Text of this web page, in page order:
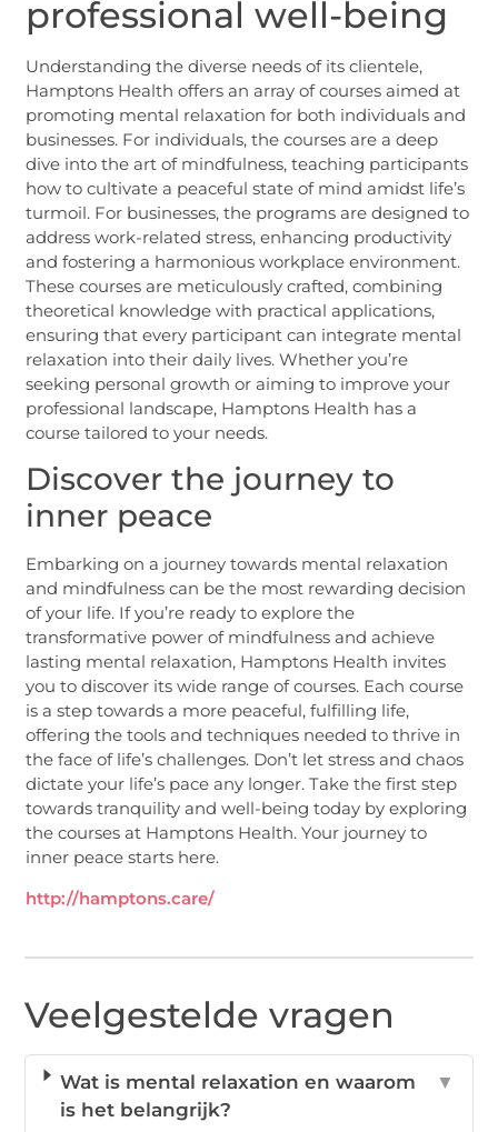
professional well-being
Understanding the diverse needs of its clientele,
Hamptons Health offers an array of courses aimed at
promoting mental relaxation for both individuals and
businesses. For individuals, the courses are a deep
dive into the art of mindfulness, teaching participants
how to cultivate a peaceful state of mind amidst life’s
turmoil. For businesses, the programs are designed to
address work-related stress, enhancing productivity
and fostering a harmonious workplace environment.
These courses are meticulously crafted, combining
theoretical knowledge with practical applications,
ensuring that every participant can integrate mental
relaxation into their daily lives. Whether you’re
seeking personal growth or aiming to improve your
professional landscape, Hamptons Health has a
course tailored to your needs.
Discover the journey to
inner peace
Embarking on a journey towards mental relaxation
and mindfulness can be the most rewarding decision
of your life. If you’re ready to explore the
transformative power of mindfulness and achieve
lasting mental relaxation, Hamptons Health invites
you to discover its wide range of courses. Each course
is a step towards a more peaceful, fulfilling life,
offering the tools and techniques needed to thrive in
the face of life’s challenges. Don’t let stress and chaos
dictate your life’s pace any longer. Take the first step
towards tranquility and well-being today by exploring
the courses at Hamptons Health. Your journey to
inner peace starts here.
http://hamptons.care/
Veelgestelde vragen
Wat is mental relaxation en waarom
is het belangrijk?
▼